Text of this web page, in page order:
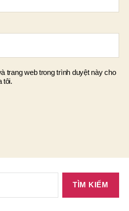
trang web trong trình duyệt này cho
tôi.